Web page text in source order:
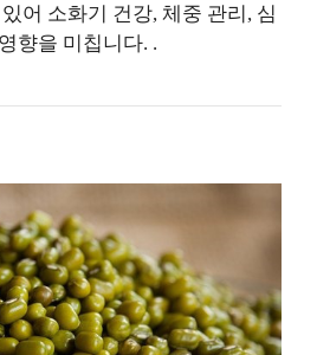
어 소화기 건강, 체중 관리, 심
향을 미칩니다. .